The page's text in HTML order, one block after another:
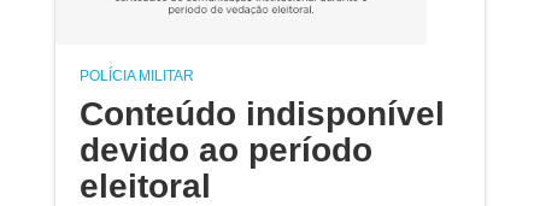
POLÍCIA MILITAR
Conteúdo indisponível
devido ao período
eleitoral